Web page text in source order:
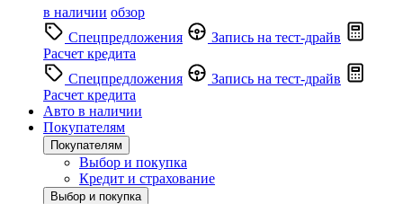
в наличии обзор
Спецпредложения
Запись на тест-драйв
Расчет кредита
Спецпредложения
Запись на тест-драйв
Расчет кредита
Авто в наличии
Покупателям
Покупателям
Выбор и покупка
Кредит и страхование
Выбор и покупка